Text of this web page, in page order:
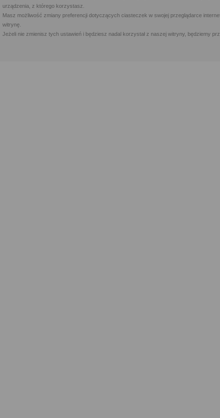
urządzenia, z którego korzystasz.
Masz możliwość zmiany preferencji dotyczących ciasteczek w swojej przeglądarce
witrynę.
Jeżeli nie zmienisz tych ustawień i będziesz nadal korzystał z naszej witryny, będziemy